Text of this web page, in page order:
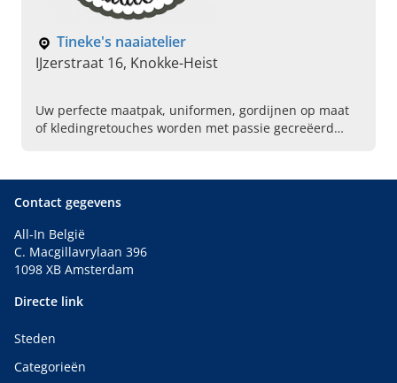
Tineke's naaiatelier
IJzerstraat 16, Knokke-Heist
Uw perfecte maatpak, uniformen, gordijnen op maat
of kledingretouches worden met passie gecreëerd
Contact gegevens
All-In België
C. Macgillavrylaan 396
1098 XB Amsterdam
Directe link
Steden
Categorieën